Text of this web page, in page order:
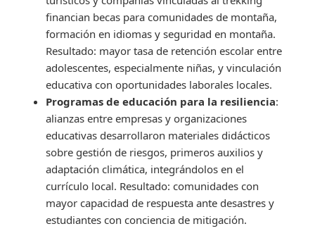
financian becas para comunidades de montaña,
formación en idiomas y seguridad en montaña.
Resultado: mayor tasa de retención escolar entre
adolescentes, especialmente niñas, y vinculación
educativa con oportunidades laborales locales.
Programas de educación para la resiliencia:
alianzas entre empresas y organizaciones
educativas desarrollaron materiales didácticos
sobre gestión de riesgos, primeros auxilios y
adaptación climática, integrándolos en el
currículo local. Resultado: comunidades con
mayor capacidad de respuesta ante desastres y
estudiantes con conciencia de mitigación.